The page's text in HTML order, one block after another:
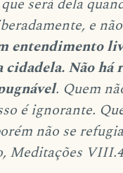
será dela
e
entendimento
cidadela. Não há
. Quem
é ignorante.
não se
Meditações